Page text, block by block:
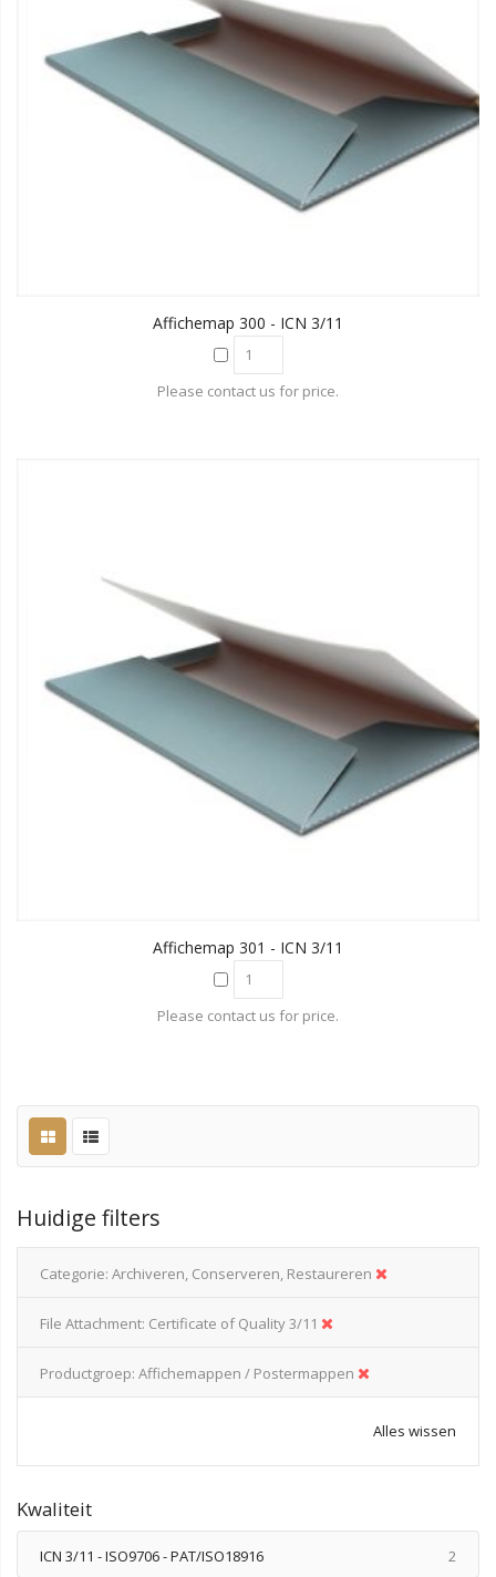
Affichemap 300 - ICN 3/11
Please contact us for price.
Affichemap 301 - ICN 3/11
Please contact us for price.
Huidige filters
Categorie Archiveren, Conserveren, Restaureren
File Attachment Certificate of Quality 3/11
Productgroep Affichemappen / Postermappen
Alles wissen
Kwaliteit
ICN 3/11 - ISO9706 - PAT/ISO18916 2